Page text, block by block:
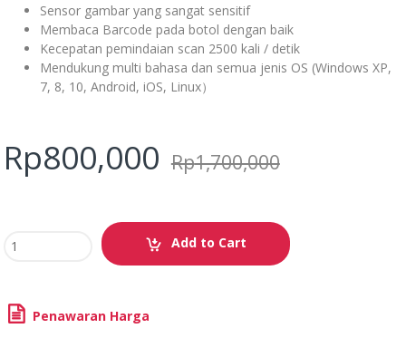
Sensor gambar yang sangat sensitif
Membaca Barcode pada botol dengan baik
Kecepatan pemindaian scan 2500 kali / detik
Mendukung multi bahasa dan semua jenis OS (Windows XP,
7, 8, 10, Android, iOS, Linux）
Rp800,000 Rp1,700,000
Add to Cart
Penawaran Harga